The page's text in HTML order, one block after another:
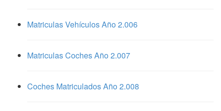
Matriculas Vehículos Año 2.006
Matriculas Coches Año 2.007
Coches Matriculados Año 2.008